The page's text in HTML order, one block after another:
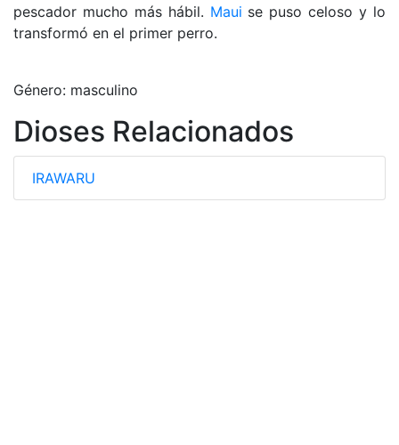
pescador mucho más hábil. Maui se puso celoso y lo
transformó en el primer perro.
Género: masculino
Dioses Relacionados
IRAWARU